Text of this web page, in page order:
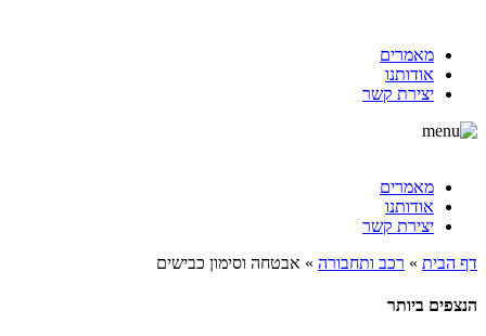
מאמרים
אודותנו
יצירת קשר
מאמרים
אודותנו
יצירת קשר
דף הבית » רכב ותחבורה » אבטחה וסימון כבישים
הנצפים ביותר